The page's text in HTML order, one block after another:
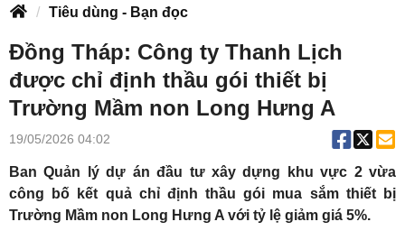
Tiêu dùng - Bạn đọc
Đồng Tháp: Công ty Thanh Lịch
được chỉ định thầu gói thiết bị
Trường Mầm non Long Hưng A
19/05/2026 04:02
Ban Quản lý dự án đầu tư xây dựng khu vực 2 vừa
công bố kết quả chỉ định thầu gói mua sắm thiết bị
Trường Mầm non Long Hưng A với tỷ lệ giảm giá 5%.